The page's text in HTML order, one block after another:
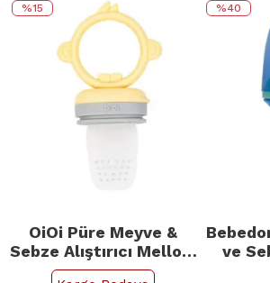
%15
OiOi Püre Meyve &
Sebze Alıştırıcı Mellow
Yellow/Powder Grey
%40
ve